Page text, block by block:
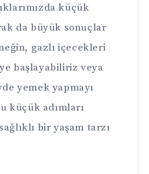
küçük
da büyük sonuçlar
gazlı içecekleri
başlayabiliriz veya
yemek yapmayı
küçük adımları
bir yaşam tarzı